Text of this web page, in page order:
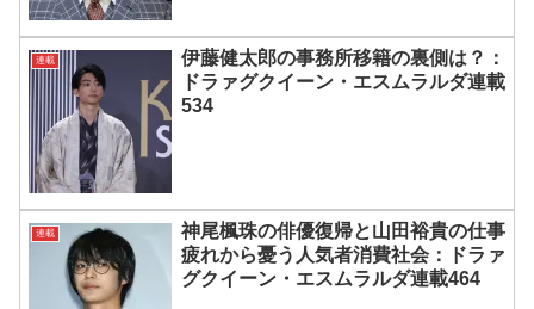
連載
伊藤健太郎の事務所移籍の裏側は？：
ドラァグクイーン・エスムラルダ連載
534
連載
神尾楓珠の俳優復帰と山田裕貴の仕事
疲れから憂う人気者消費社会：ドラァ
グクイーン・エスムラルダ連載464